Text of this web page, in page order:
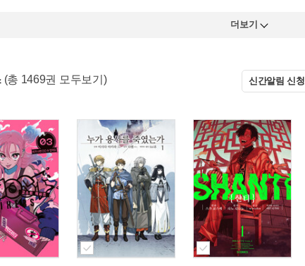
더보기
(총 1469권 모두보기) 신간알림 신청